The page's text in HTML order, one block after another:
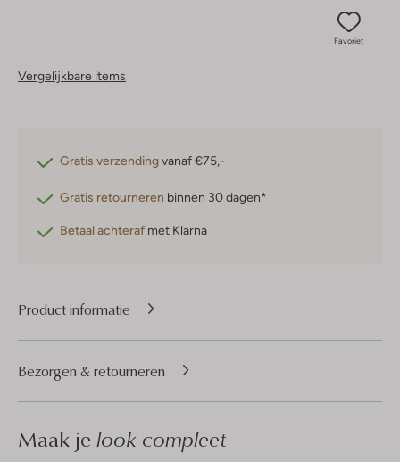
Favoriet
Vergelijkbare items
Gratis verzendingvanaf €75,-
Gratis retourneren binnen 30 dagen*
Betaal achteraf met Klarna
Product informatie
Bezorgen & retourneren
Maak je look compleet